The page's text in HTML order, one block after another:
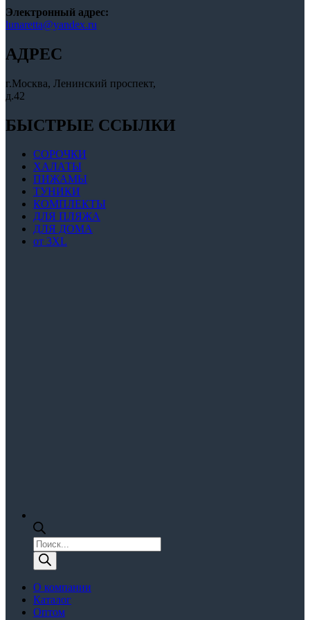
Электронный адрес:
lunaretta@yandex.ru
АДРЕС
г.Москва, Ленинский проспект,
д.42
БЫСТРЫЕ ССЫЛКИ
СОРОЧКИ
ХАЛАТЫ
ПИЖАМЫ
ТУНИКИ
КОМПЛЕКТЫ
ДЛЯ ПЛЯЖА
ДЛЯ ДОМА
от 3XL
Поиск
товаров
О компании
Каталог
Оптом